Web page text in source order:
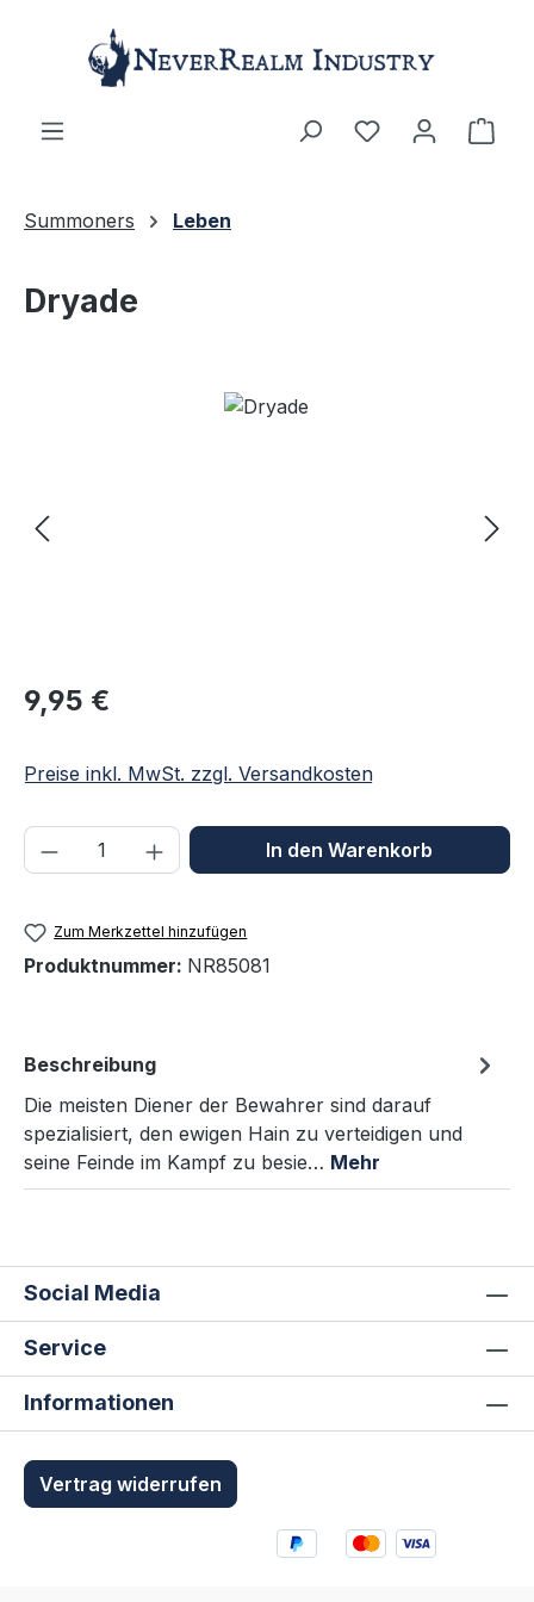
Zum Hauptinhalt springen
Summoners Leben
Dryade
Bildergalerie überspringen
Regulärer Preis:
9,95 €
Preise inkl. MwSt. zzgl. Versandkosten
Produkt Anzahl: Gib denIn den Warenkorb
Zum Merkzettel hinzufügen
Produktnummer: NR85081
Beschreibung
Die meisten Diener der Bewahrer sind darauf
spezialisiert, den ewigen Hain zu verteidigen und
seine Feinde im Kampf zu besie… Mehr
Social Media
Service
Informationen
Vertrag widerrufen